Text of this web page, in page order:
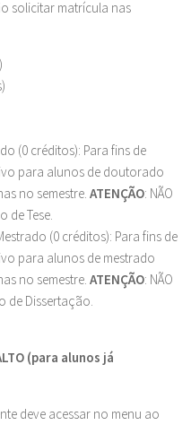
solicitar matrícula nas
(0 créditos): Para fins de
para alunos de doutorado
no semestre. ATENÇÃO: NÃO
de Tese.
(0 créditos): Para fins de
para alunos de mestrado
no semestre. ATENÇÃO: NÃO
de Dissertação.
(para alunos já
deve acessar no menu ao